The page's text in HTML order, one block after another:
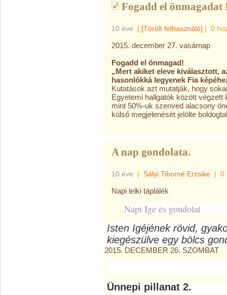
Fogadd el önmagadat
10 éve | [Törölt felhasználó] | 0
2015. december 27. vasárnap
Fogadd el önmagad!
„Mert akiket eleve kiválasztott,
hasonlókká legyenek Fia
Kutatások azt mutatják, hogy
Egyetemi hallgatók között
mint 50%-uk szenved alacsony
külső megjelenését jelölte
A nap gondolata.
10 éve | Sályi Tiborné Erzsike | 0
Napi lelki táplálék
Napi Ige és gondolat
Isten Igéjének rövid,
kiegészülve egy bölcs
2015. DECEMBER 26. SZOMBAT
Ünnepi pillanat 2.